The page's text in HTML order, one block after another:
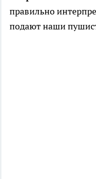
правильно
подают наши